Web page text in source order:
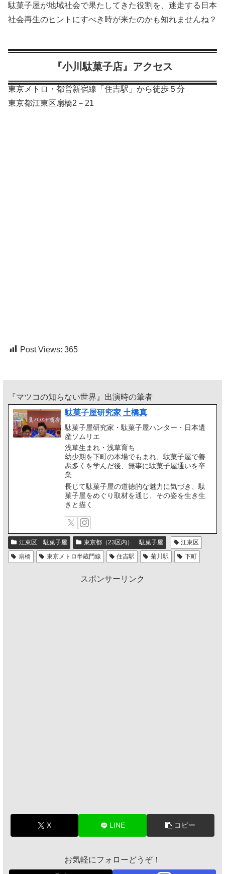
駄菓子屋が地域社会で果たしてきた役割を、迷走する日本
社会再生のヒントにすべき時が来たのかも知れませんね？
『小川駄菓子店』アクセス
東京メトロ・都営新宿線「住吉駅」から徒歩５分
東京都江東区扇橋2－21
Post Views: 365
『マツコの知らない世界』出演時の筆者
駄菓子屋研究家 土橋真
駄菓子屋研究家・駄菓子屋ハンター・日本遺
産ソムリエ
浅草生まれ・浅草育ち
幼少期を下町の本場でもまれ、駄菓子屋で善
悪多くを学んだ後、無事に駄菓子屋通いを卒
業
長じて駄菓子屋の道徳的な魅力に気づき、駄
菓子屋をめぐり取材を通じ、その姿を生き生
きと描く
江東区 駄菓子屋 東京都（23区内） 駄菓子屋
江東区
扇橋
東京メトロ半蔵門線 住吉駅 菊川駅 下町
スポンサーリンク
X LINE コピー
お気軽にフォローどうぞ！